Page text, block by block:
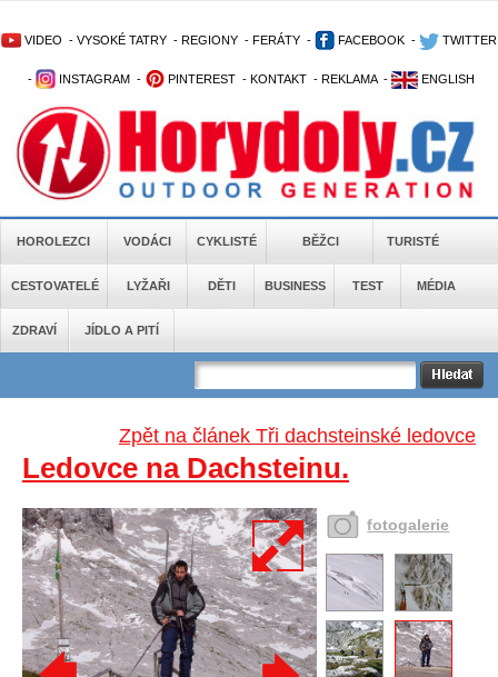
VIDEO - VYSOKÉ TATRY - REGIONY - FERÁTY - FACEBOOK - TWITTER
- INSTAGRAM - PINTEREST - KONTAKT - REKLAMA - ENGLISH
HOROLEZCI VODÁCI CYKLISTÉ BĚŽCI TURISTÉ
CESTOVATELÉ LYŽAŘI DĚTI BUSINESS TEST MÉDIA
ZDRAVÍ JÍDLO A PITÍ
Zpět na článek Tři dachsteinské ledovce
Ledovce na Dachsteinu.
fotogalerie